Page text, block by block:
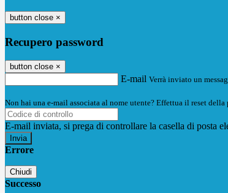
button close ×
Recupero password
button close ×
E-mail Verrà inviato un
Non hai una e-mail associata al nome utente? Effettua il reset della
E-mail inviata, si prega di controllare la casella di posta
Errore
Chiudi
Successo